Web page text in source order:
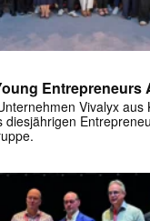
Entrepreneurs
Vivalyx aus
diesjährigen